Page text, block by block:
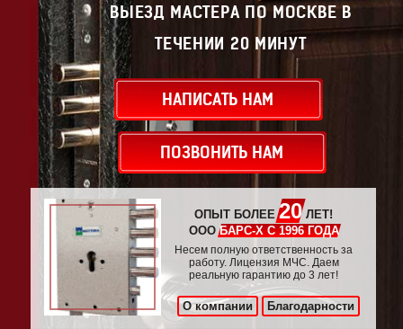
ВЫЕЗД МАСТЕРА ПО МОСКВЕ В
ТЕЧЕНИИ 20 МИНУТ
НАПИСАТЬ НАМ
ПОЗВОНИТЬ НАМ
ОПЫТ БОЛЕЕ20ЛЕТ!
ОООБАРС-Х С 1996 ГОДА
Несем полную ответственность за
работу. Лицензия МЧС. Даем
реальную гарантию до 3 лет!
О компании Благодарности